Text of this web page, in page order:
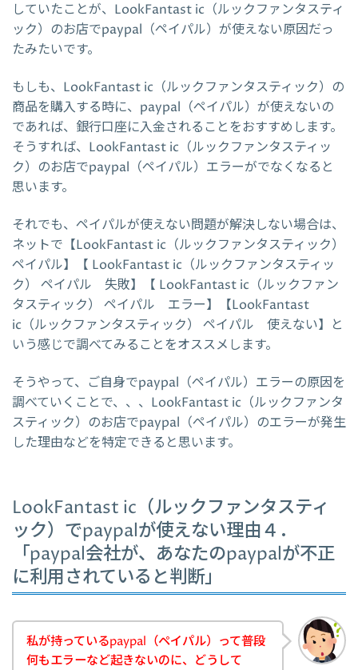
していたことが、LookFantast ic（ルックファンタスティ
ック）のお店でpaypal（ペイパル）が使えない原因だっ
たみたいです。
もしも、LookFantast ic（ルックファンタスティック）の
商品を購入する時に、paypal（ペイパル）が使えないの
であれば、銀行口座に入金されることをおすすめします。
そうすれば、LookFantast ic（ルックファンタスティッ
ク）のお店でpaypal（ペイパル）エラーがでなくなると
思います。
それでも、ペイパルが使えない問題が解決しない場合は、
ネットで【LookFantast ic（ルックファンタスティック）
ペイパル】【 LookFantast ic（ルックファンタスティッ
ク） ペイパル 失敗】【 LookFantast ic（ルックファン
タスティック） ペイパル エラー】【LookFantast
ic（ルックファンタスティック） ペイパル 使えない】と
いう感じで調べてみることをオススメします。
そうやって、ご自身でpaypal（ペイパル）エラーの原因を
調べていくことで、、、LookFantast ic（ルックファンタ
スティック）のお店でpaypal（ペイパル）のエラーが発生
した理由などを特定できると思います。
LookFantast ic（ルックファンタスティ
ック）でpaypalが使えない理由４．
「paypal会社が、あなたのpaypalが不正
に利用されていると判断」
私が持っているpaypal（ペイパル）って普段
何もエラーなど起きないのに、どうして